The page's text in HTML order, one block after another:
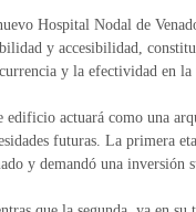
Hospital Nodal de
y accesibilidad,
y la efectividad en
edificio actuará como una
futuras. La primera
y demandó una inversión